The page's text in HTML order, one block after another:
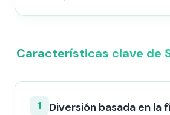
Características clave de
1 Diversión basada en la